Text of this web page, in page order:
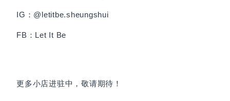
IG：@letitbe.sheungshui
FB：Let It Be
更多小店进驻中， 敬请期待！